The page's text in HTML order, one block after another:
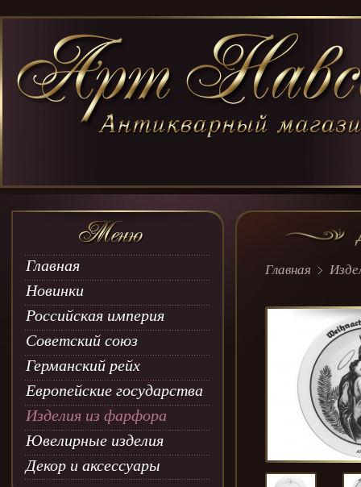
Главная
Новинки
Российская империя
Советский союз
Германский рейх
Европейские государства
Изделия из фарфора
Ювелирные изделия
Декор и аксессуары
Главная